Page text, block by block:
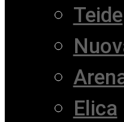
Teide
Elica